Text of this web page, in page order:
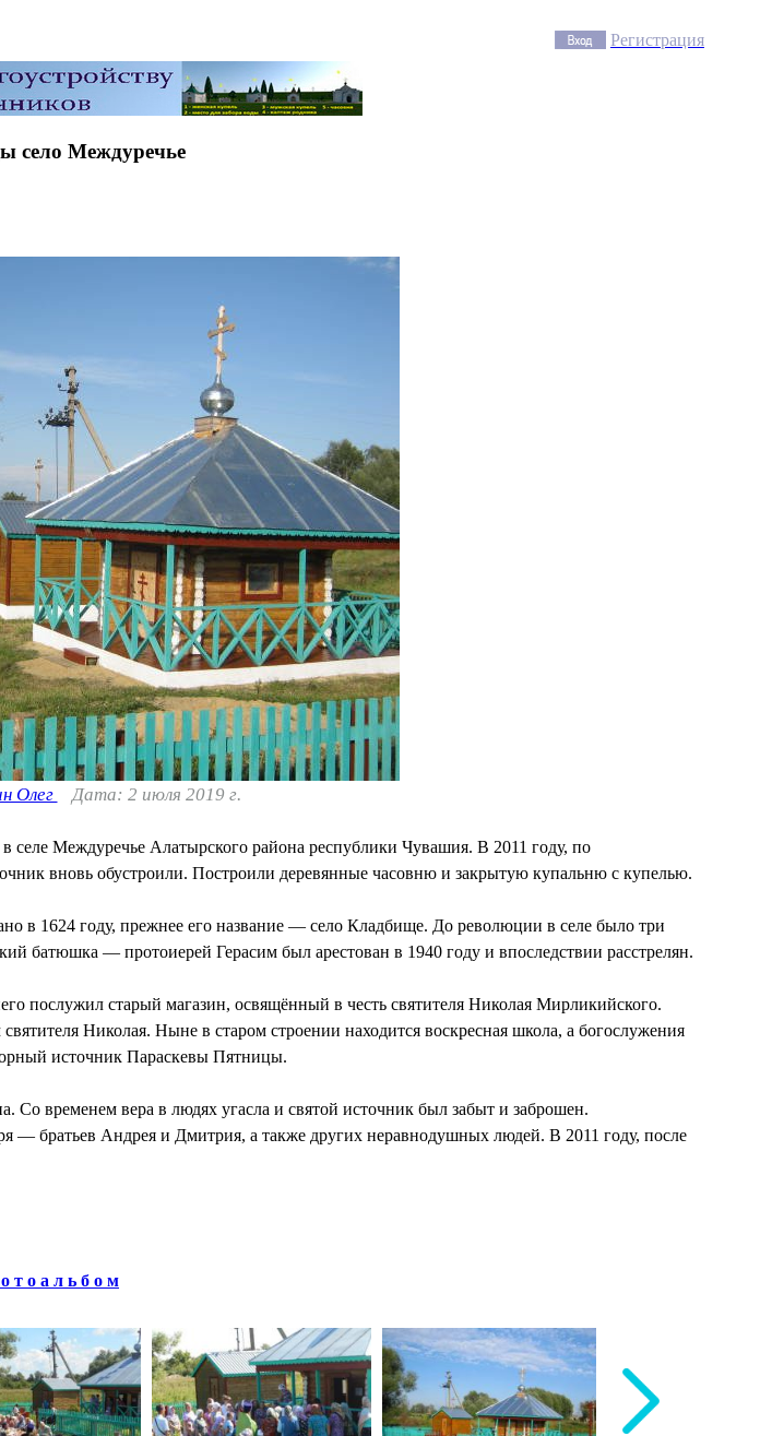
Регистрация
село Междуречье
Олег Дата: 2 июля 2019 г.
Междуречье Алатырского района республики Чувашия. В 2011 году, по
вновь обустроили. Построили деревянные часовню и закрытую купальню с купелью.
в 1624 году, прежнее его название — село Кладбище. До революции в селе было три
батюшка — протоиерей Герасим был арестован в 1940 году и впоследствии расстрелян.
послужил старый магазин, освящённый в честь святителя Николая Мирликийского.
Николая. Ныне в старом строении находится воскресная школа, а богослужения
источник Параскевы Пятницы.
Со временем вера в людях угасла и святой источник был забыт и заброшен.
— братьев Андрея и Дмитрия, а также других неравнодушных людей. В 2011 году, после
т о а л ь б о м